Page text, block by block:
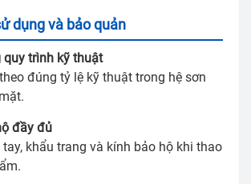
dụng và bảo quản
trình kỹ thuật
đúng tỷ lệ kỹ thuật trong hệ sơn
đầy đủ
khẩu trang và kính bảo hộ khi thao